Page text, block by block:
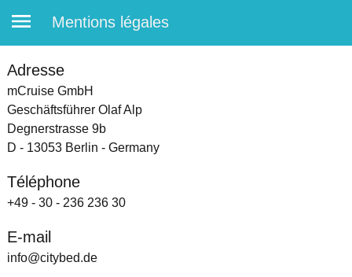
Mentions légales
Adresse
mCruise GmbH
Geschäftsführer Olaf Alp
Degnerstrasse 9b
D - 13053 Berlin - Germany
Téléphone
+49 - 30 - 236 236 30
E-mail
info@citybed.de